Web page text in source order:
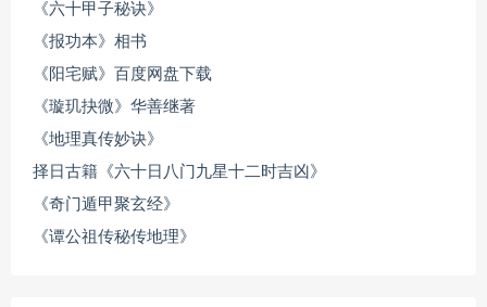
《六十甲子秘诀》
《报功本》相书
《阳宅赋》百度网盘下载
《璇玑抉微》华善继著
《地理真传妙诀》
择日古籍《六十日八门九星十二时吉凶》
《奇门遁甲聚玄经》
《谭公祖传秘传地理》